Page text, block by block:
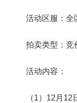
活动区服：全
拍卖类型：竞
活动内容：
（1）12月